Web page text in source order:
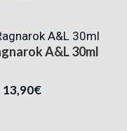
A&L 30ml
13,90€